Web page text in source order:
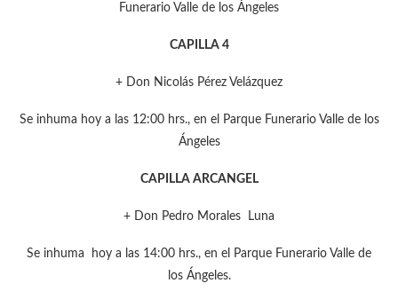
Funerario Valle de los Ángeles
CAPILLA 4
+ Don Nicolás Pérez Velázquez
Se inhuma hoy a las 12:00 hrs., en el Parque Funerario Valle de los
Ángeles
CAPILLA ARCANGEL
+ Don Pedro Morales Luna
Se inhuma hoy a las 14:00 hrs., en el Parque Funerario Valle de
los Ángeles.